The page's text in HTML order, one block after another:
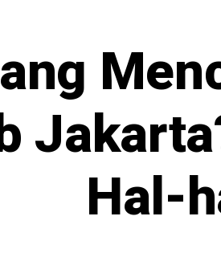
Hal-